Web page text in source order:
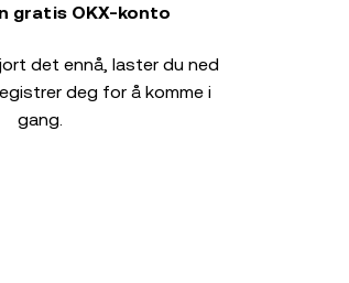
gratis OKX-konto
det ennå, laster du ned
deg for å komme i
gang.